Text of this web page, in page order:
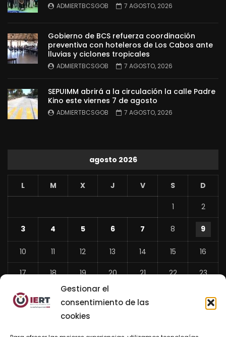
Gestionar el
consentimiento de las
cookies
ADMIERTBCSGOB 7 AGOSTO, 2026
Gobierno de BCS refuerza coordinación
preventiva con hoteleros de Los Cabos ante
lluvias y ciclones tropicales
ADMIERTBCSGOB 7 AGOSTO, 2026
SEPUIMM abrirá a la circulación la calle Padre
Kino este viernes 7 de agosto
ADMIERTBCSGOB 7 AGOSTO, 2026
agosto 2026
L M X J V S D
1 2
3 4 5 6 7 8 9
10 11 12 13 14 15 16
17 18 19 20 21 22 23
24 26 27
«